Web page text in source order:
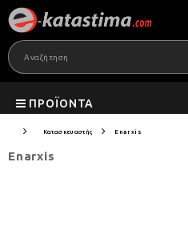
ΠΡΟΪΌΝΤΑ
Κατασκευαστής Enarxis
Enarxis